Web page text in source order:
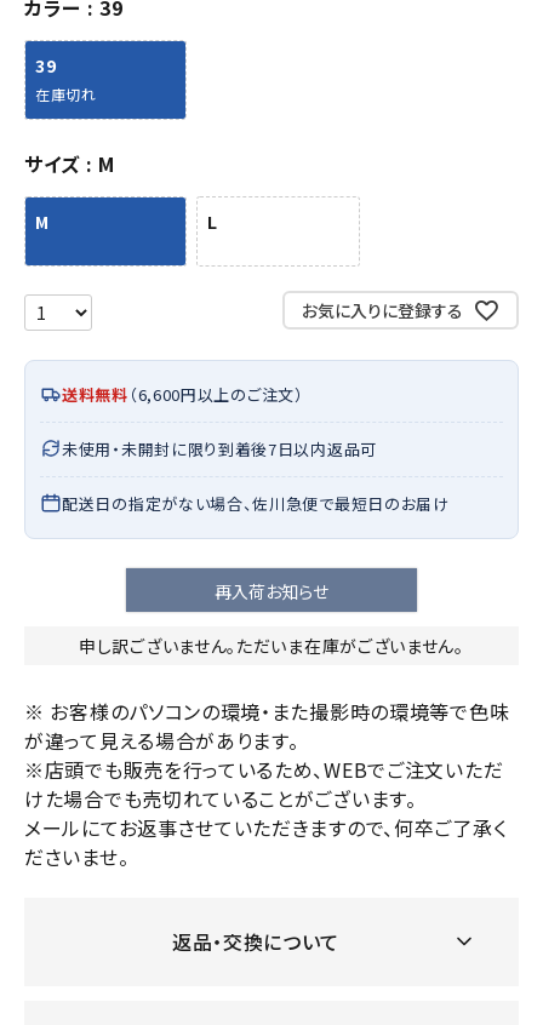
カラー 39
39
在庫切れ
サイズ M
M L
お気に入りに登録する
送料無料 （6,600円以上のご注文）
未使用・未開封に限り到着後7日以内返品可
配送日の指定がない場合、佐川急便で最短日のお届け
再入荷お知らせ
申し訳ございません。ただいま在庫がございません。
※ お客様のパソコンの環境・また撮影時の環境等で色味
が違って見える場合があります。
※店頭でも販売を行っているため、WEBでご注文いただ
けた場合でも売切れていることがございます。
メールにてお返事させていただきますので、何卒ご了承く
ださいませ。
返品・交換について